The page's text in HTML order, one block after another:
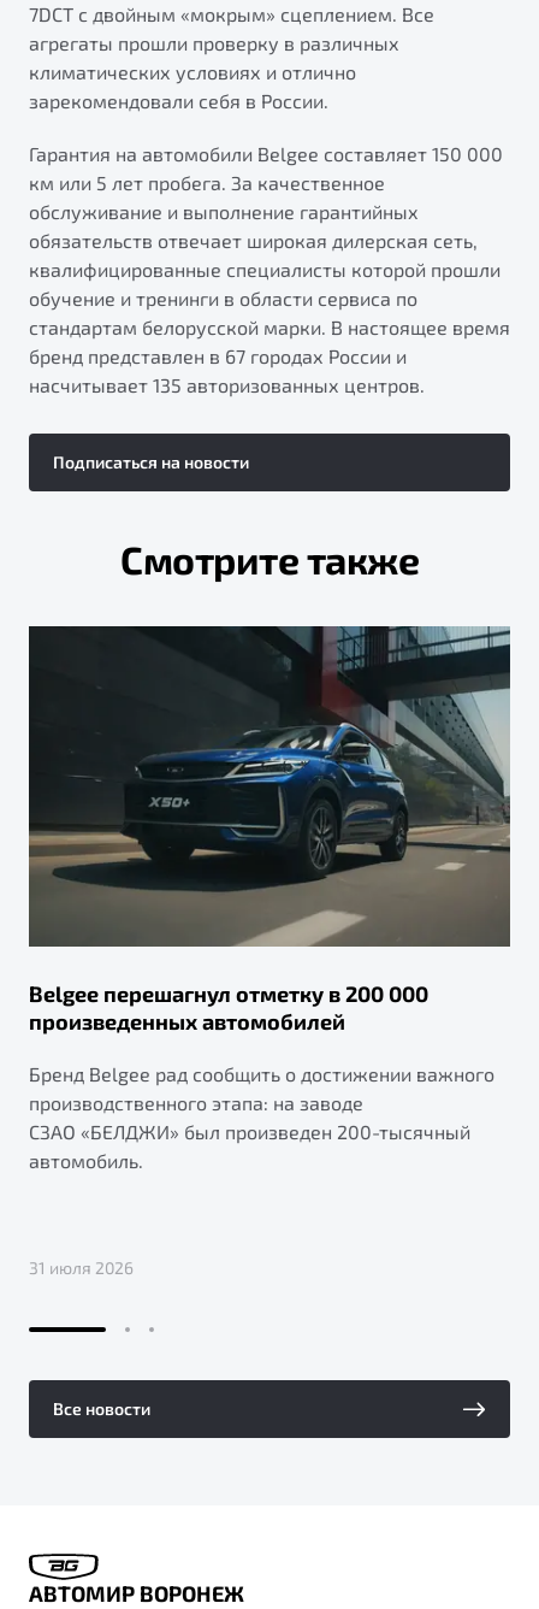
7DCT с двойным «мокрым» сцеплением. Все
агрегаты прошли проверку в различных
климатических условиях и отлично
зарекомендовали себя в России.
Гарантия на автомобили Belgee составляет 150 000
км или 5 лет пробега. За качественное
обслуживание и выполнение гарантийных
обязательств отвечает широкая дилерская сеть,
квалифицированные специалисты которой прошли
обучение и тренинги в области сервиса по
стандартам белорусской марки. В настоящее время
бренд представлен в 67 городах России и
насчитывает 135 авторизованных центров.
Подписаться на новости
Смотрите также
Belgee перешагнул отметку в 200 000
произведенных автомобилей
Бренд Belgee рад сообщить о достижении важного
производственного этапа: на заводе
СЗАО «БЕЛДЖИ» был произведен 200-тысячный
автомобиль.
31 июля 2026
Все новости
АВТОМИР ВОРОНЕЖ